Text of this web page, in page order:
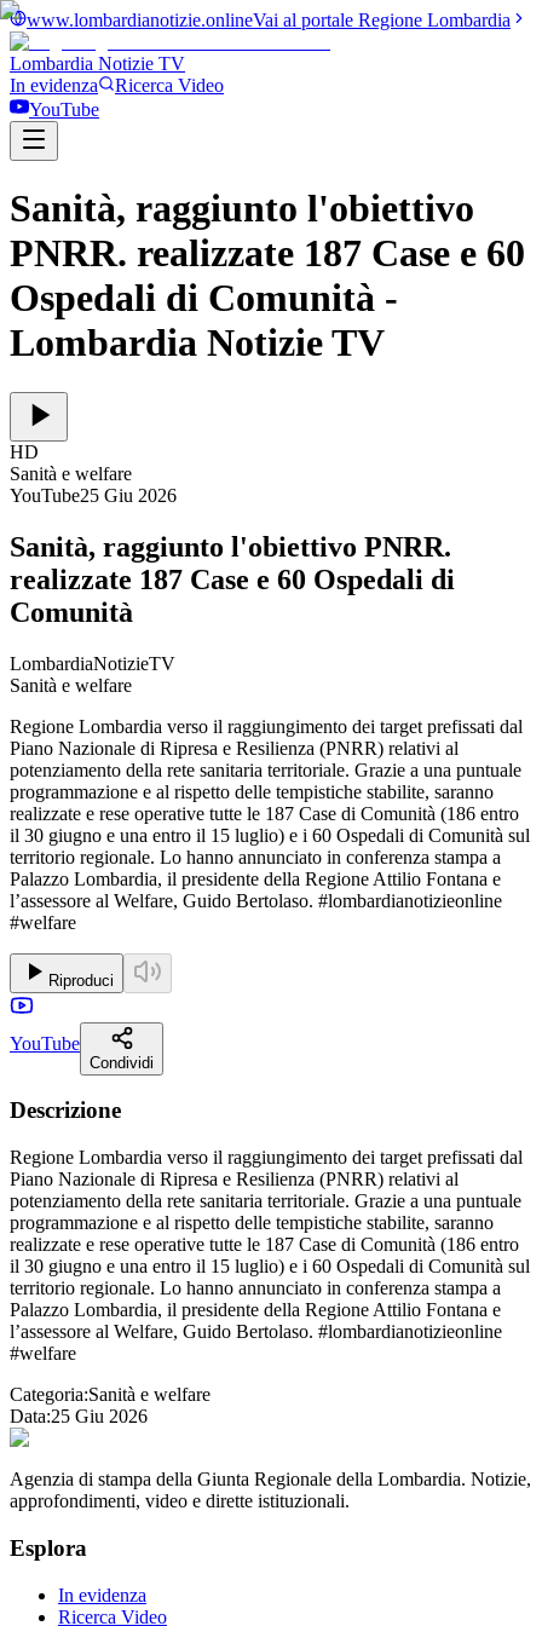
www.lombardianotizie.onlineVai al portale Regione Lombardia
Lombardia Notizie TV
In evidenza
Ricerca Video
YouTube
Sanità, raggiunto l'obiettivo
PNRR. realizzate 187 Case e 60
Ospedali di Comunità -
Lombardia Notizie TV
HD
Sanità e welfare
YouTube25 Giu 2026
Sanità, raggiunto l'obiettivo PNRR.
realizzate 187 Case e 60 Ospedali di
Comunità
LombardiaNotizieTV
Sanità e welfare
Regione Lombardia verso il raggiungimento dei target prefissati dal
Piano Nazionale di Ripresa e Resilienza (PNRR) relativi al
potenziamento della rete sanitaria territoriale. Grazie a una puntuale
programmazione e al rispetto delle tempistiche stabilite, saranno
realizzate e rese operative tutte le 187 Case di Comunità (186 entro
il 30 giugno e una entro il 15 luglio) e i 60 Ospedali di Comunità sul
territorio regionale. Lo hanno annunciato in conferenza stampa a
Palazzo Lombardia, il presidente della Regione Attilio Fontana e
l’assessore al Welfare, Guido Bertolaso. #lombardianotizieonline
#welfare
Riproduci
YouTube
Condividi
Descrizione
Regione Lombardia verso il raggiungimento dei target prefissati dal
Piano Nazionale di Ripresa e Resilienza (PNRR) relativi al
potenziamento della rete sanitaria territoriale. Grazie a una puntuale
programmazione e al rispetto delle tempistiche stabilite, saranno
realizzate e rese operative tutte le 187 Case di Comunità (186 entro
il 30 giugno e una entro il 15 luglio) e i 60 Ospedali di Comunità sul
territorio regionale. Lo hanno annunciato in conferenza stampa a
Palazzo Lombardia, il presidente della Regione Attilio Fontana e
l’assessore al Welfare, Guido Bertolaso. #lombardianotizieonline
#welfare
Categoria:Sanità e welfare
Data:25 Giu 2026
Agenzia di stampa della Giunta Regionale della Lombardia. Notizie,
approfondimenti, video e dirette istituzionali.
Esplora
In evidenza
Ricerca Video